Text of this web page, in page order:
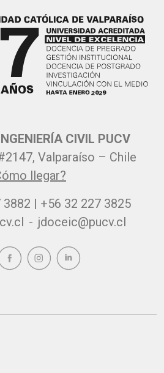
CIVIL PUCV
Valparaíso – Chile
llegar?
3882 | +56 32 227 3825
- jdoceic@pucv.cl